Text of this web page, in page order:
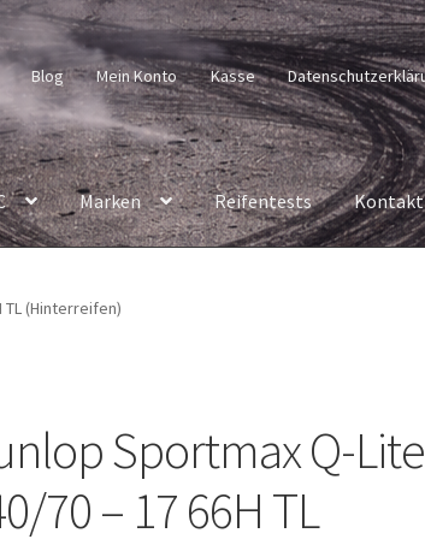
Blog Mein Konto Kasse
Marken Reifentests Kontakt
TL (Hinterreifen)
Sportmax Q-Lite
70 – 17 66H TL